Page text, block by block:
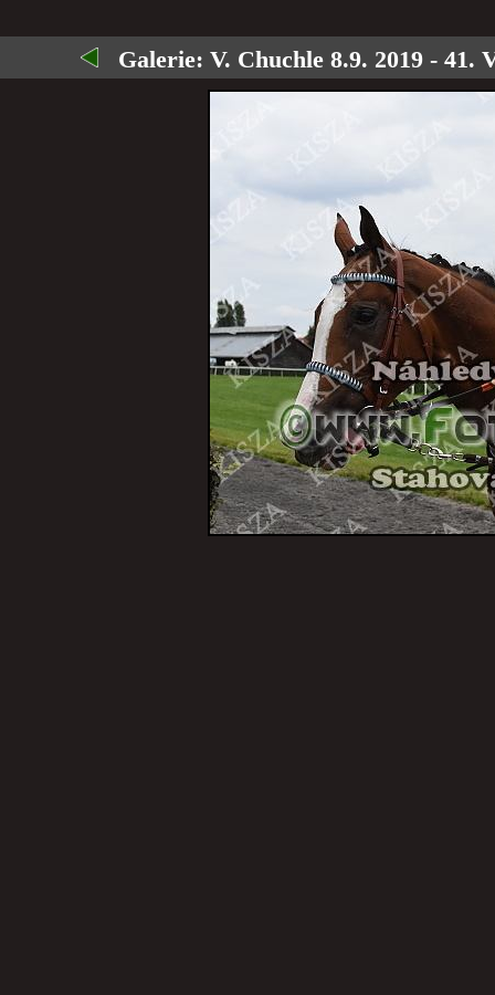
Galerie: V. Chuchle 8.9. 2019 - 41.